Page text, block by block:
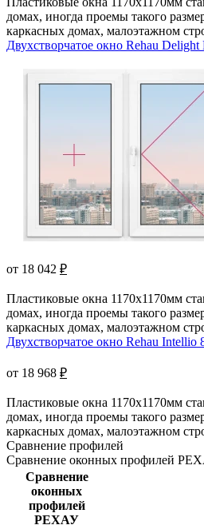
домах, иногда проемы такого
каркасных домах, малоэтажном
Двухстворчатое окно Rehau Delight
от 18 042 ₽
Пластиковые окна 1170х1170мм
домах, иногда проемы такого
каркасных домах, малоэтажном
Двухстворчатое окно Rehau Intellio
от 18 968 ₽
Пластиковые окна 1170х1170мм
домах, иногда проемы такого
каркасных домах, малоэтажном
Сравнение профилей
Сравнение оконных профилей
Сравнение
оконных
профилей
РЕХАУ